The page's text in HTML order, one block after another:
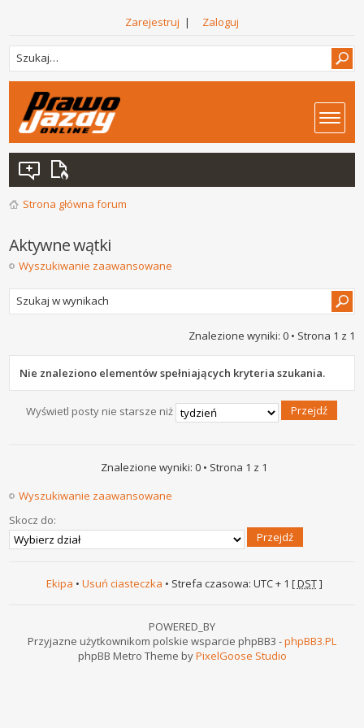
Zarejestruj | Zaloguj
Strona główna forum
Aktywne wątki
Wyszukiwanie zaawansowane
Znalezione wyniki: 0 • Strona 1 z 1
Nie znaleziono elementów spełniających kryteria szukania.
Wyświetl posty nie starsze niż
Znalezione wyniki: 0 • Strona 1 z 1
Wyszukiwanie zaawansowane
Skocz do:
Ekipa • Usuń ciasteczka • Strefa czasowa: UTC + 1 [DST]
POWERED_BY
Przyjazne użytkownikom polskie wsparcie phpBB3 -phpBB3.PL
phpBB Metro Theme byPixelGoose Studio